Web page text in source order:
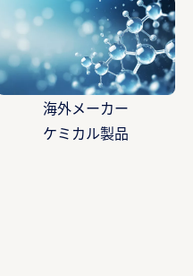
海外メーカー
ケミカル製品